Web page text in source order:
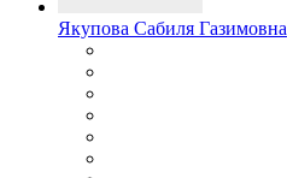
Якупова Сабиля Газимовна